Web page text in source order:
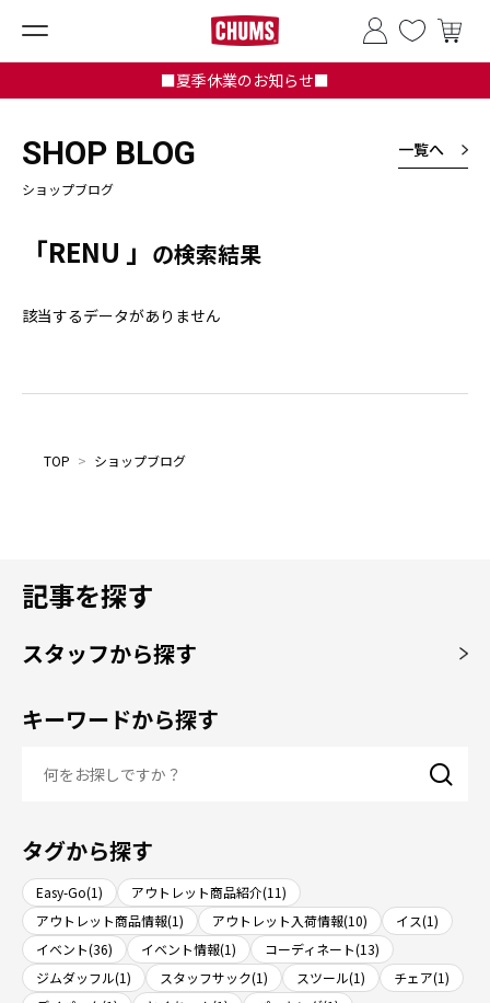
■夏季休業のお知らせ■
SHOP BLOG
ショップブログ
一覧へ
「RENU 」 の検索結果
該当するデータがありません
TOP > ショップブログ
記事を探す
スタッフから探す
キーワードから探す
タグから探す
Easy-Go(1)
アウトレット商品紹介(11)
アウトレット商品情報(1)
アウトレット入荷情報(10)
イス(1)
イベント(36)
イベント情報(1)
コーディネート(13)
ジムダッフル(1)
スタッフサック(1) スツール(1)
チェア(1)